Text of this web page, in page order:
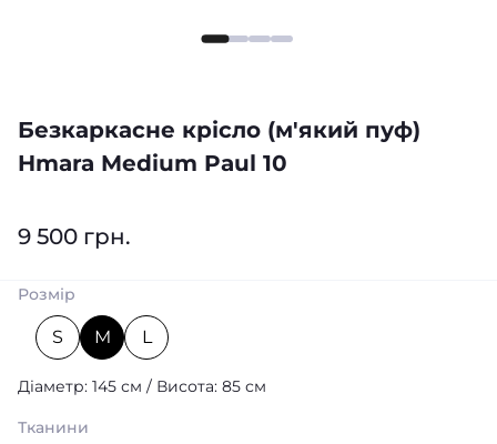
Безкаркасне крісло (м'який пуф)
Hmara Medium Paul 10
9 500 грн.
Розмір
S M L
Діаметр: 145 см / Висота: 85 см
Тканини